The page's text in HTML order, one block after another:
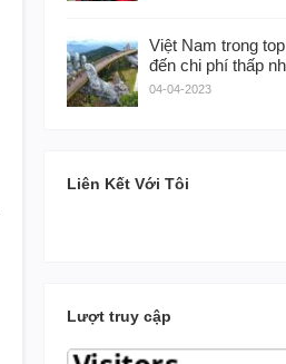
Việt Nam trong
đến chi phí thấp
04-04-2023
Liên Kết Với Tôi
Lượt truy cập